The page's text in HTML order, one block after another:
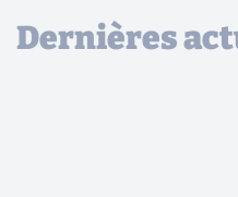
Dernières